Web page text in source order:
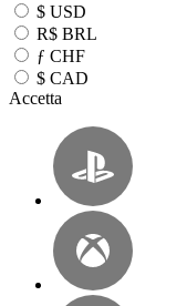
$ USD
R$ BRL
ƒ CHF
$ CAD
Accetta